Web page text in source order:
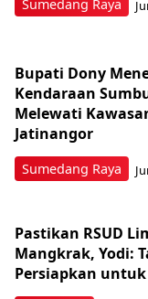
Sumedang Raya
Sumedang Raya
Bupati Dony
Kendaraan
Melewati
Jatinangor
Pastikan RSUD
Mangkrak, Yodi:
Persiapkan